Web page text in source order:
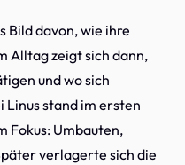
Bild davon, wie ihre
Alltag zeigt sich dann,
und wo sich
Linus stand im ersten
Fokus: Umbauten,
verlagerte sich die